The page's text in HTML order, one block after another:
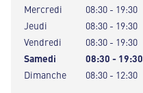
Mercredi
08:30 - 19:30
Jeudi
08:30 - 19:30
Vendredi
08:30 - 19:30
Samedi
08:30 - 19:30
Dimanche
08:30 - 12:30